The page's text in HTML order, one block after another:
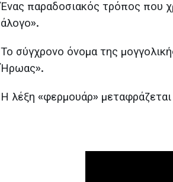
Ένας παραδοσιακός τρόπος που
άλογο».
Το σύγχρονο όνομα της
Ήρωας».
Η λέξη «φερμουάρ»